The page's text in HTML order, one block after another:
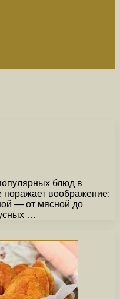
блюд в
поражает воображение:
— от мясной до
…